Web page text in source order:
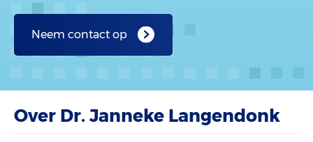
Neem contact op
Over Dr. Janneke Langendonk